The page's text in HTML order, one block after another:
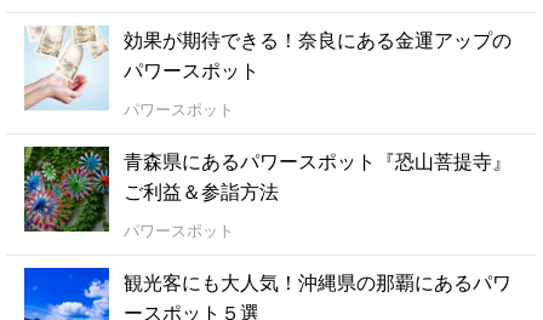
効果が期待できる！奈良にある金運アップの
パワースポット
パワースポット
青森県にあるパワースポット『恐山菩提寺』
ご利益＆参詣方法
パワースポット
観光客にも大人気！沖縄県の那覇にあるパワ
ースポット５選